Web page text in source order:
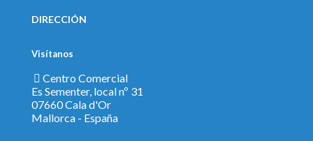
DIRECCIÓN
Visítanos
Centro Comercial
Es Sementer, local nº 31
07660 Cala d'Or
Mallorca - España